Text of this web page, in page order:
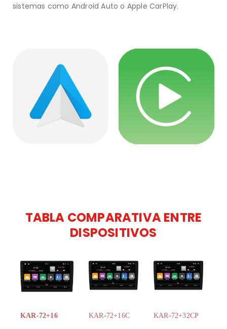
sistemas como Android Auto o Apple CarPlay.
TABLA COMPARATIVA ENTRE
DISPOSITIVOS
KAR-72+16 KAR-72+16C KAR-72+32CP